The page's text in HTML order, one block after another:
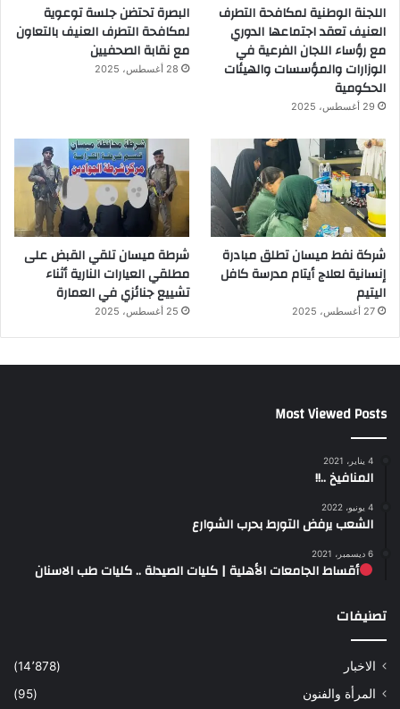
اللجنة الوطنية لمكافحة التطرف
العنيف تعقد اجتماعها الدوري
مع رؤساء اللجان الفرعية في
الوزارات والمؤسسات والهيئات
الحكومية
29 أغسطس، 2025
البصرة تحتضن جلسة توعوية
لمكافحة التطرف العنيف بالتعاون
مع نقابة الصحفيين
28 أغسطس، 2025
شركة نفط ميسان تطلق مبادرة
إنسانية لعلاج أيتام مدرسة كافل
اليتيم
27 أغسطس، 2025
شرطة ميسان تلقي القبض على
مطلقي العيارات النارية أثناء
تشييع جنائزي في العمارة
25 أغسطس، 2025
Most Viewed Posts
4 يناير، 2021
المنافيخ ..!!
4 يونيو، 2022
الشعب يرفض التورط بحرب الشوارع
6 ديسمبر، 2021
أقساط الجامعات الأهلية | كليات الصيدلة .. كليات طب الاسنان
تصنيفات
الاخبار
(14٬878)
المرأة والفنون
(95)